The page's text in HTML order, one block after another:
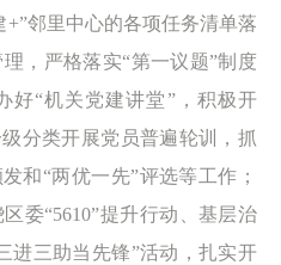
邻里中心的各项任务清单落
，严格落实“第一议题”制度
好“机关党建讲堂”，积极开
分类开展党员普遍轮训，抓
和“两优一先”评选等工作；
委“5610”提升行动、基层治
进三助当先锋”活动，扎实开